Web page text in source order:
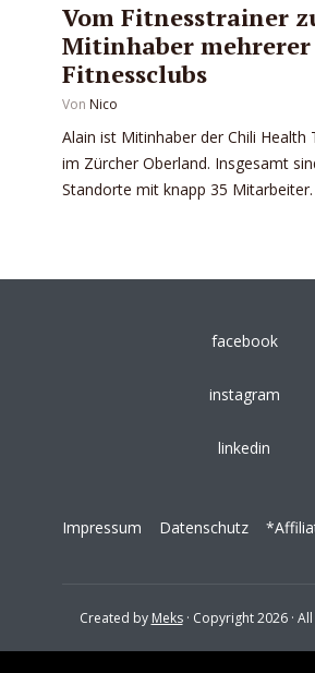
Vom Fitnesstrainer
Mitinhaber mehrerer
Fitnessclubs
Von Nico
Alain ist Mitinhaber der Chili Health
im Zürcher Oberland. Insgesamt
Standorte mit knapp 35 Mitarbeiter.
facebook
instagram
linkedin
Impressum Datenschutz
Created by Meks· Copyright 2026 ·